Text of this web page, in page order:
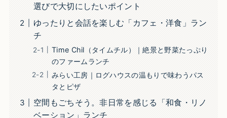
選びで大切にしたいポイント
ゆったりと会話を楽しむ「カフェ・洋食」ラン
チ
Time Chil（タイムチル）｜絶景と野菜たっぷり
のファームランチ
みらい工房｜ログハウスの温もりで味わうパス
タとピザ
空間もごちそう。非日常を感じる「和食・リノ
ベーション」ランチ